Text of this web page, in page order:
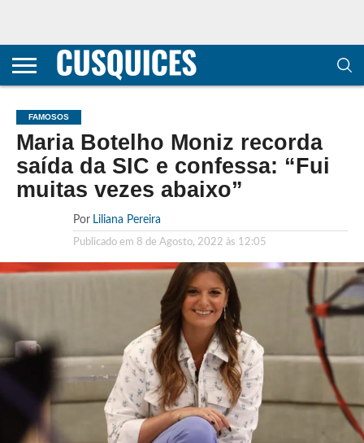
CONTACTOS
HOME
POLÍTICA DE
E COOKIES
SOBRE
TERMOS E
TRANSPARÊNCIA
METODOLOGIA
FAMOSOS
Maria Botelho Moniz recorda
saída da SIC e confessa: “Fui
muitas vezes abaixo”
Por Liliana Pereira
Publicado em 8 de Agosto, 2022 às 12:05